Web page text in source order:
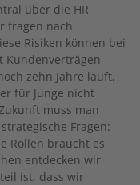
über die HR
fragen nach
Risiken können bei
Kundenverträgen
zehn Jahre läuft,
für Junge nicht
muss man
Fragen:
Rollen braucht es
entdecken wir
ist, dass wir